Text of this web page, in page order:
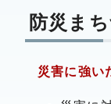
防災ま
災害に強い